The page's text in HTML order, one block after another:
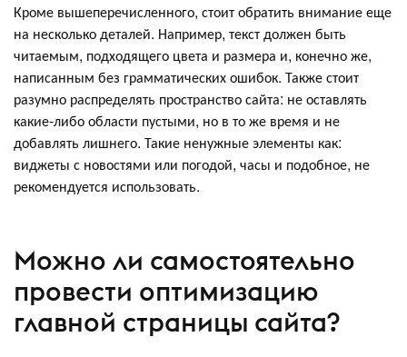
Кроме вышеперечисленного, стоит обратить внимание еще
на несколько деталей. Например, текст должен быть
читаемым, подходящего цвета и размера и, конечно же,
написанным без грамматических ошибок. Также стоит
разумно распределять пространство сайта: не оставлять
какие-либо области пустыми, но в то же время и не
добавлять лишнего. Такие ненужные элементы как:
виджеты с новостями или погодой, часы и подобное, не
рекомендуется использовать.
Можно ли самостоятельно
провести оптимизацию
главной страницы сайта?